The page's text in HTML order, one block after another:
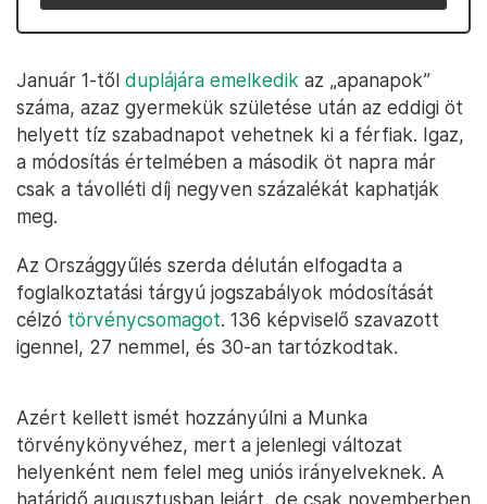
Január 1-től duplájára emelkedik az „apanapok”
száma, azaz gyermekük születése után az eddigi öt
helyett tíz szabadnapot vehetnek ki a férfiak. Igaz,
a módosítás értelmében a második öt napra már
csak a távolléti díj negyven százalékát kaphatják
meg.
Az Országgyűlés szerda délután elfogadta a
foglalkoztatási tárgyú jogszabályok módosítását
célzó törvénycsomagot. 136 képviselő szavazott
igennel, 27 nemmel, és 30-an tartózkodtak.
Azért kellett ismét hozzányúlni a Munka
törvénykönyvéhez, mert a jelenlegi változat
helyenként nem felel meg uniós irányelveknek. A
határidő augusztusban lejárt, de csak novemberben